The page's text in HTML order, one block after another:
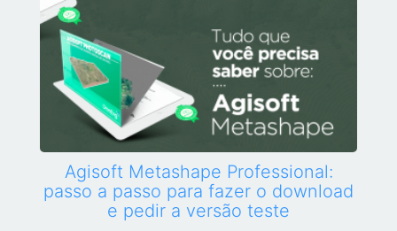
Agisoft Metashape Professional:
passo a passo para fazer o download
e pedir a versão teste